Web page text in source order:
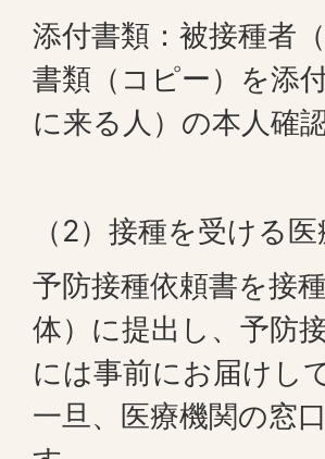
添付書類：被接種者
書類（コピー）を添
に来る人）の本人確
（2）接種を受ける
予防接種依頼書を接
体）に提出し、予防
には事前にお届けし
一旦、医療機関の窓